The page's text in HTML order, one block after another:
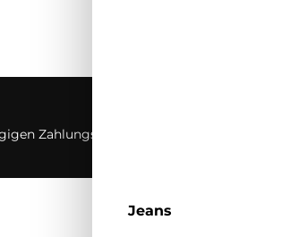
Jeans
Zahlungsmethoden über geprüfte,